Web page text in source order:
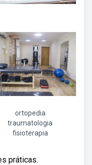
ortopedia
traumatologia
fisioterapia
práticas.